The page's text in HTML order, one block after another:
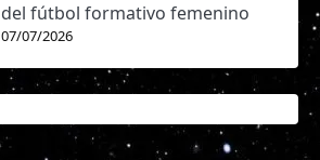
del fútbol formativo femenino
07/07/2026